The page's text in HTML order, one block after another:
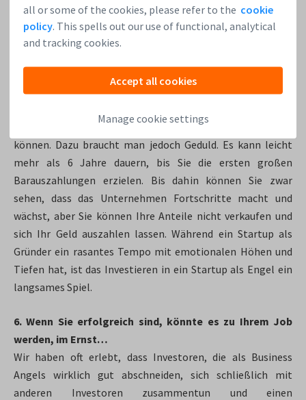
all or some of the cookies, please refer to the cookie
policy. This spells out our use of functional, analytical
and tracking cookies.
Accept all cookies
Manage cookie settings
in das Unternehmen einmischen noch die Fähigkeit des
Managements, das Unternehmen zu führen,
beeinträchtigen. Ihre Anwesenheit, Ihr Weitblick und Ihre
5. Ihre Rendite könnte hoch sein, aber wann?
Investoren im Laufe der Zeit sehr hohe Renditen erzielen
können. Dazu braucht man jedoch Geduld. Es kann leicht
mehr als 6 Jahre dauern, bis Sie die ersten großen
Barauszahlungen erzielen. Bis dahin können Sie zwar
sehen, dass das Unternehmen Fortschritte macht und
wächst, aber Sie können Ihre Anteile nicht verkaufen und
sich Ihr Geld auszahlen lassen. Während ein Startup als
Gründer ein rasantes Tempo mit emotionalen Höhen und
Tiefen hat, ist das Investieren in ein Startup als Engel ein
langsames Spiel.
6. Wenn Sie erfolgreich sind, könnte es zu Ihrem Job
werden, im Ernst…
Wir haben oft erlebt, dass Investoren, die als Business
Angels wirklich gut abschneiden, sich schließlich mit
anderen Investoren zusammentun und einen